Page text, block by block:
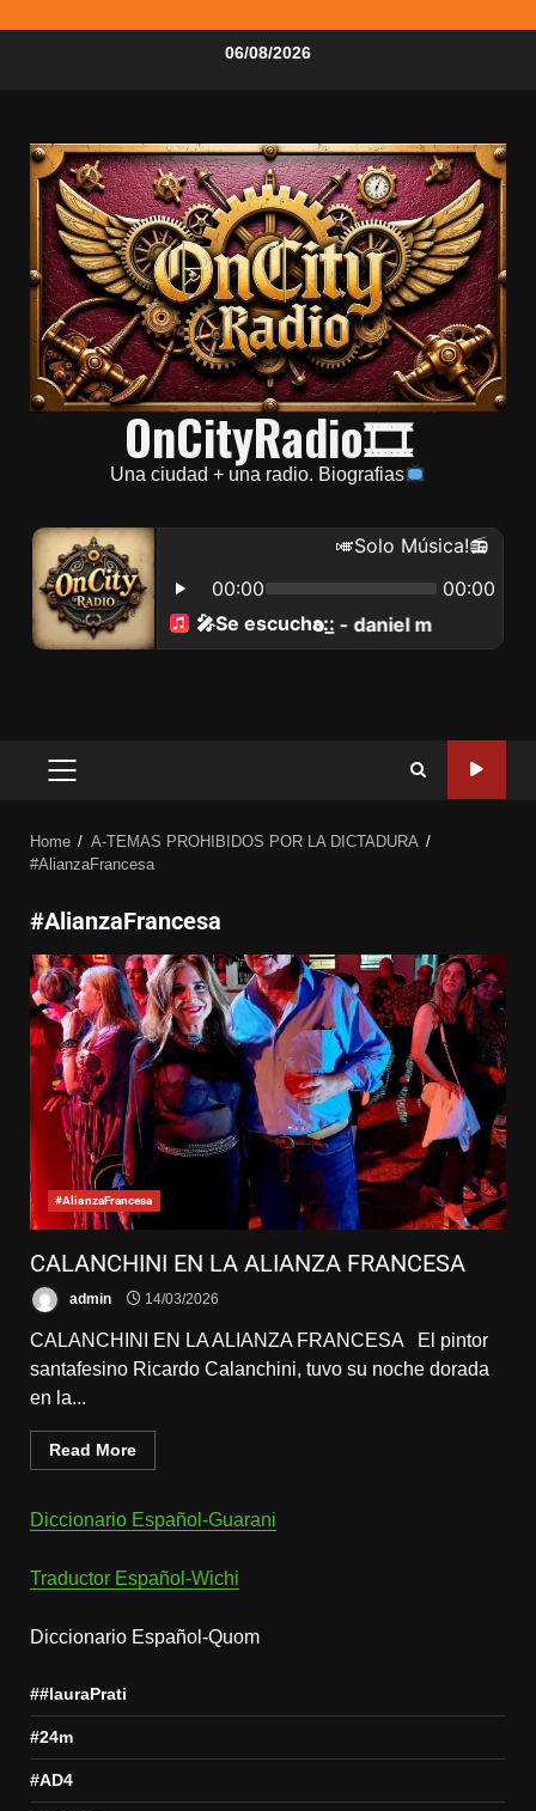
06/08/2026
OnCityRadio🎞
Una ciudad + una radio. Biografias
Home
A-TEMAS PROHIBIDOS POR LA DICTADURA
#AlianzaFrancesa
#AlianzaFrancesa
#AlianzaFrancesa
CALANCHINI EN LA ALIANZA FRANCESA
admin 14/03/2026
CALANCHINI EN LA ALIANZA FRANCESA El pintor
santafesino Ricardo Calanchini, tuvo su noche dorada
en la...
Read More
Diccionario Español-Guarani
Traductor Español-Wichi
Diccionario Español-Quom
##lauraPrati
#24m
#AD4